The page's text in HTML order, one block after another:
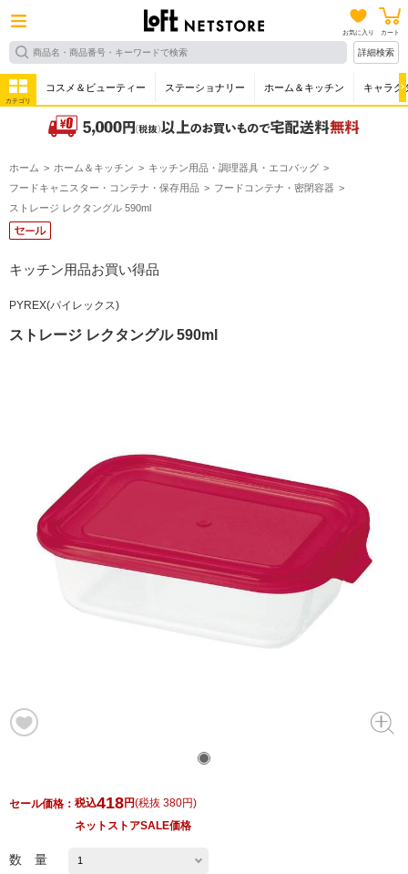
お気に入り カート
詳細検索
カテゴリ
コスメ＆ビューティー ステーショナリー ホーム＆キッチン キャラク
ホーム ホーム＆キッチン
キッチン用品・調理器具・エコバッグ
フードキャニスター・コンテナ・保存用品
フードコンテナ・密閉容器
ストレージ レクタングル 590ml
キッチン用品お買い得品
PYREX(パイレックス)
ストレージ レクタングル 590ml
セール価格： 税込418円(税抜 380円)
ネットストアSALE価格
数 量